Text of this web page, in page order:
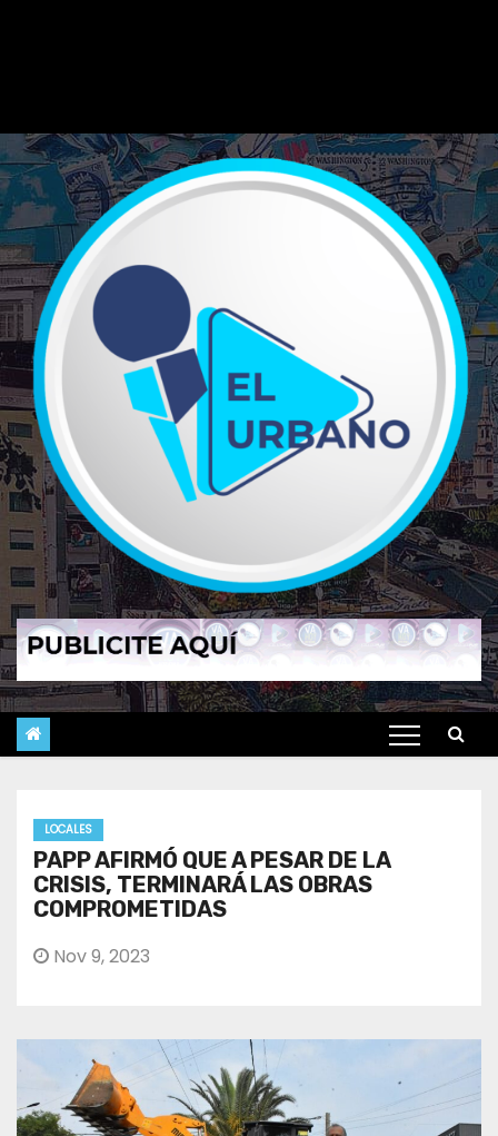
LOCALES
PAPP AFIRMÓ QUE A PESAR DE LA
CRISIS, TERMINARÁ LAS OBRAS
COMPROMETIDAS
Nov 9, 2023